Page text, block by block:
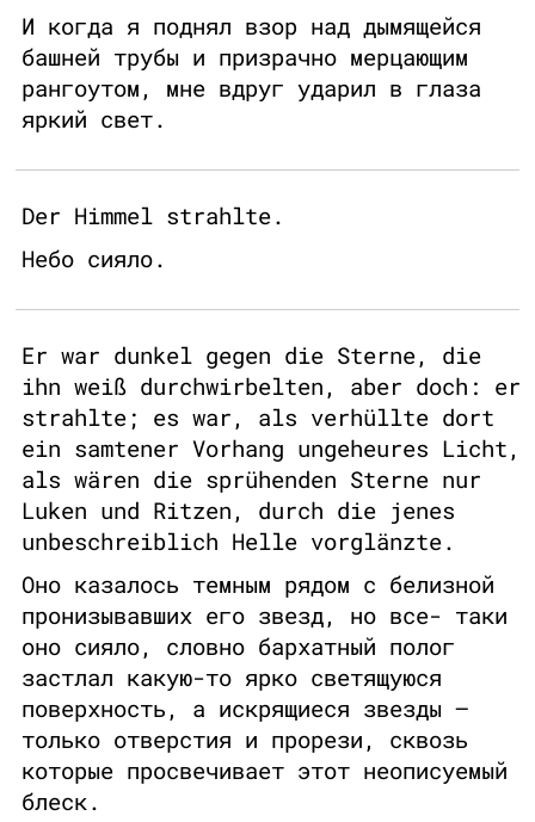
И когда я поднял взор над дымящейся
башней трубы и призрачно мерцающим
рангоутом, мне вдруг ударил в глаза
яркий свет.
Der Himmel strahlte.
Небо сияло.
Er war dunkel gegen die Sterne, die
ihn weiß durchwirbelten, aber doch: er
strahlte; es war, als verhüllte dort
ein samtener Vorhang ungeheures Licht,
als wären die sprühenden Sterne nur
Luken und Ritzen, durch die jenes
unbeschreiblich Helle vorglänzte.
Оно казалось темным рядом с белизной
пронизывавших его звезд, но все- таки
оно сияло, словно бархатный полог
застлал какую-то ярко светящуюся
поверхность, а искрящиеся звезды —
только отверстия и прорези, сквозь
которые просвечивает этот неописуемый
блеск.